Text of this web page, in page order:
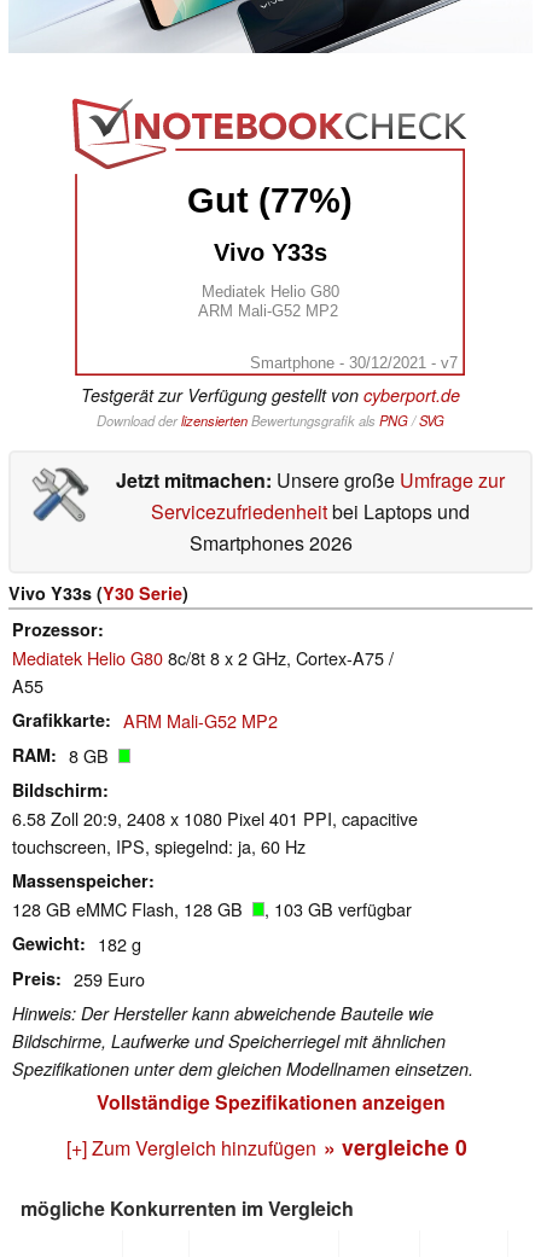
Gut (77%)
Vivo Y33s
Mediatek Helio G80
ARM Mali-G52 MP2
Smartphone - 30/12/2021 - v7
Testgerät zur Verfügung gestellt von cyberport.de
Download derlizensiertenBewertungsgrafik als PNG/SVG
Jetzt mitmachen: Unsere große Umfrage zur
Servicezufriedenheitbei Laptops und
Smartphones 2026
Vivo Y33s (Y30 Serie)
Prozessor
Mediatek Helio G808c/8t 8 x 2 GHz, Cortex-A75 /
A55
Grafikkarte ARM Mali-G52 MP2
RAM 8 GB
Bildschirm
6.58 Zoll 20:9, 2408 x 1080 Pixel 401 PPI, capacitive
touchscreen, IPS, spiegelnd: ja, 60 Hz
Massenspeicher
128 GB eMMC Flash, 128 GB , 103 GB verfügbar
Gewicht 182 g
Preis 259 Euro
Hinweis: Der Hersteller kann abweichende Bauteile wie
Bildschirme, Laufwerke und Speicherriegel mit ähnlichen
Spezifikationen unter dem gleichen Modellnamen einsetzen.
Vollständige Spezifikationen anzeigen
[+] Zum Vergleich hinzufügen » vergleiche 0
mögliche Konkurrenten im Vergleich